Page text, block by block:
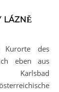
LÁZNĚ
eben aus
Karlsbad